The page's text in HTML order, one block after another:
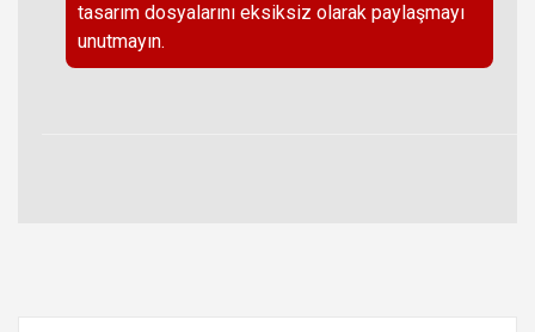
tasarım dosyalarını eksiksiz olarak paylaşmayı
unutmayın.